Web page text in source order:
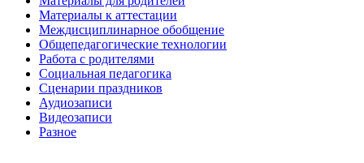
Материалы к аттестации
Междисциплинарное обобщение
Общепедагогические технологии
Работа с родителями
Социальная педагогика
Сценарии праздников
Аудиозаписи
Видеозаписи
Разное